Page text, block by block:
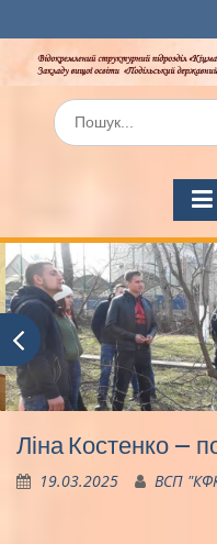
до
вмісту
Шукати:
Ліна Костенко –
19.03.2025 ВСП